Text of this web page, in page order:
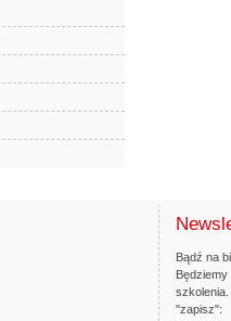
Bądź na
Będziemy
"zapisz":